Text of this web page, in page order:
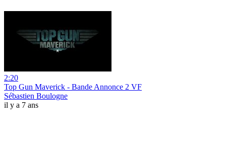
2:20
Top Gun Maverick - Bande Annonce 2 VF
Sébastien Boulogne
il y a 7 ans